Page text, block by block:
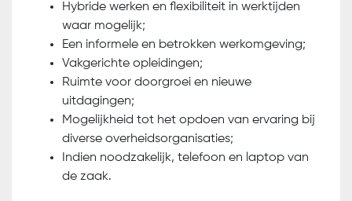
Hybride werken en flexibiliteit in werktijden
waar mogelijk;
Een informele en betrokken werkomgeving;
Vakgerichte opleidingen;
Ruimte voor doorgroei en nieuwe
uitdagingen;
Mogelijkheid tot het opdoen van ervaring bij
diverse overheidsorganisaties;
Indien noodzakelijk, telefoon en laptop van
de zaak.